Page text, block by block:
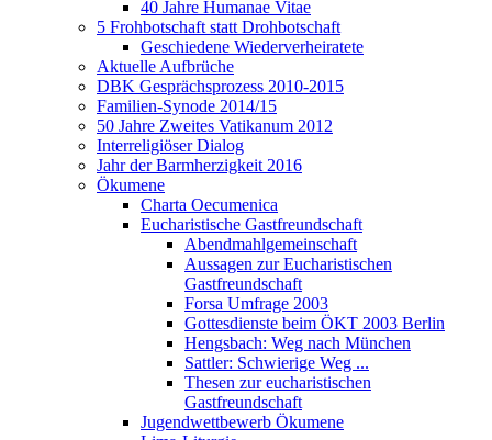
40 Jahre Humanae Vitae
5 Frohbotschaft statt Drohbotschaft
Geschiedene Wiederverheiratete
Aktuelle Aufbrüche
DBK Gesprächsprozess 2010-2015
Familien-Synode 2014/15
50 Jahre Zweites Vatikanum 2012
Interreligiöser Dialog
Jahr der Barmherzigkeit 2016
Ökumene
Charta Oecumenica
Eucharistische Gastfreundschaft
Abendmahlgemeinschaft
Aussagen zur Eucharistischen
Gastfreundschaft
Forsa Umfrage 2003
Gottesdienste beim ÖKT 2003 Berlin
Hengsbach: Weg nach München
Sattler: Schwierige Weg ...
Thesen zur eucharistischen
Gastfreundschaft
Jugendwettbewerb Ökumene